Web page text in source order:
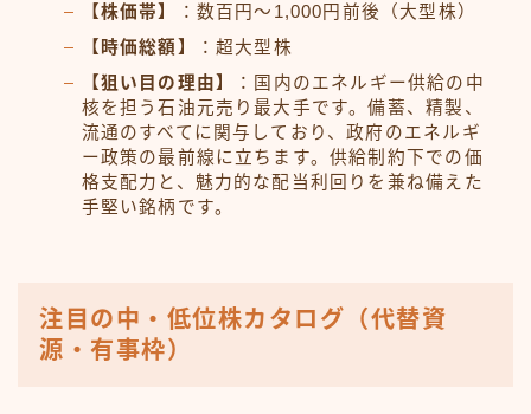
【株価帯】
：数百円〜1,000円前後（大型株）
【時価総額】
：超大型株
【狙い目の理由】
：国内のエネルギー供給の中
核を担う石油元売り最大手です。備蓄、精製、
流通のすべてに関与しており、政府のエネルギ
ー政策の最前線に立ちます。供給制約下での価
格支配力と、魅力的な配当利回りを兼ね備えた
手堅い銘柄です。
注目の中・低位株カタログ（代替資
源・有事枠）